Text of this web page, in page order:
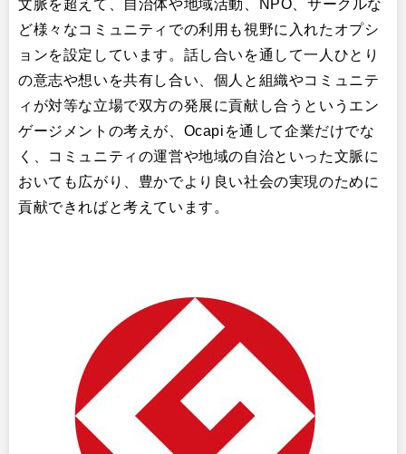
文脈を超えて、自治体や地域活動、NPO、サークルな
ど様々なコミュニティでの利用も視野に入れたオプシ
ョンを設定しています。話し合いを通して一人ひとり
の意志や想いを共有し合い、個人と組織やコミュニテ
ィが対等な立場で双方の発展に貢献し合うというエン
ゲージメントの考えが、Ocapiを通して企業だけでな
く、コミュニティの運営や地域の自治といった文脈に
おいても広がり、豊かでより良い社会の実現のために
貢献できればと考えています。